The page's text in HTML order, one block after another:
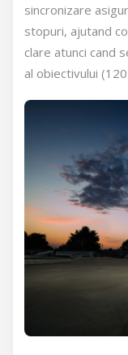
sincronizare
stopuri, ajutand
clare atunci cand
al obiectivului